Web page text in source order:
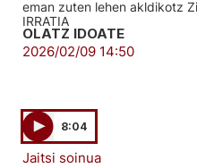
eman zuten lehen akldikotz
IRRATIA
OLATZ IDOATE
2026/02/09 14:50
8:04
Jaitsi soinua